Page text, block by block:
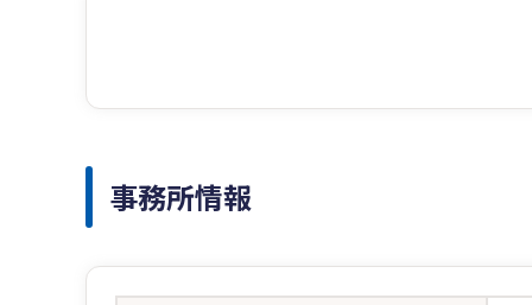
事務所情報